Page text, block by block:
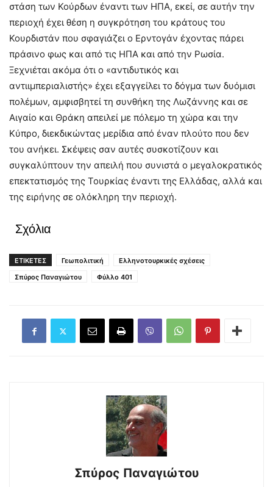
στάση των Κούρδων έναντι των ΗΠΑ, εκεί, σε αυτήν την
περιοχή έχει θέση η συγκρότηση του κράτους του
Κουρδιστάν που σφαγιάζει ο Ερντογάν έχοντας πάρει
πράσινο φως και από τις ΗΠΑ και από την Ρωσία.
Ξεχνιέται ακόμα ότι ο «αντιδυτικός και
αντιιμπεριαλιστής» έχει εξαγγείλει το δόγμα των δυόμισι
πολέμων, αμφισβητεί τη συνθήκη της Λωζάννης και σε
Αιγαίο και Θράκη απειλεί με πόλεμο τη χώρα και την
Κύπρο, διεκδικώντας μερίδια από έναν πλούτο που δεν
του ανήκει. Σκέψεις σαν αυτές συσκοτίζουν και
συγκαλύπτουν την απειλή που συνιστά ο μεγαλοκρατικός
επεκτατισμός της Τουρκίας έναντι της Ελλάδας, αλλά και
της ειρήνης σε ολόκληρη την περιοχή.
Σχόλια
ΕΤΙΚΕΤΕΣ Γεωπολιτική
Ελληνοτουρκικές σχέσεις
Σπύρος Παναγιώτου
Φύλλο 401
Σπύρος Παναγιώτου